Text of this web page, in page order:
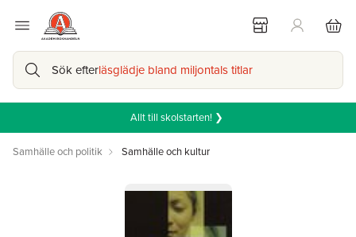
Sök efterläsglädje bland miljontals titlar
Allt till skolstarten! ❯
Samhälle och politik Samhälle och kultur